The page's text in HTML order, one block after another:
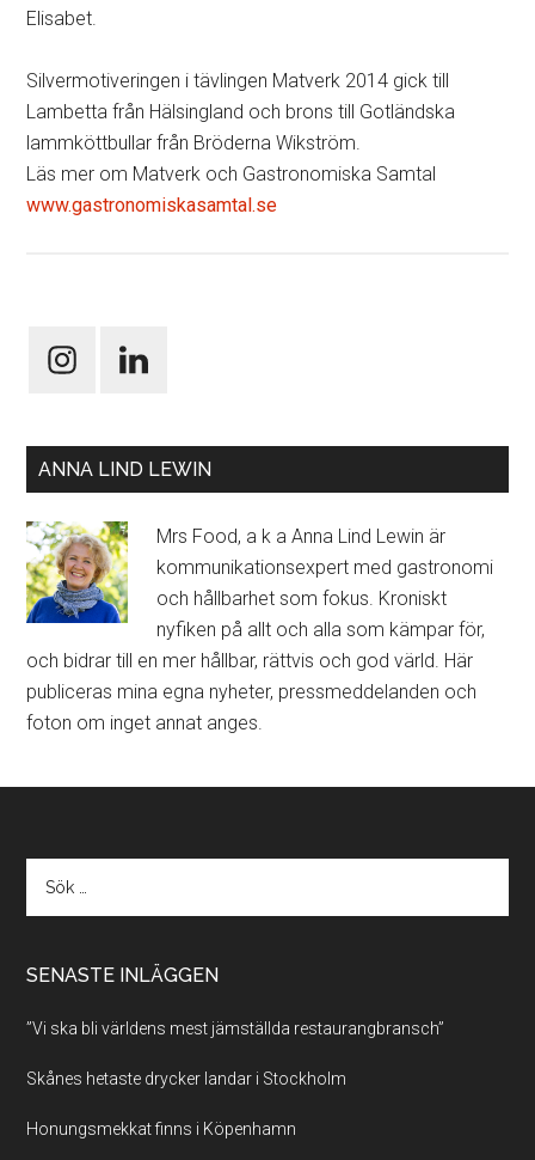
Elisabet.
Silvermotiveringen i tävlingen Matverk 2014 gick till
Lambetta från Hälsingland och brons till Gotländska
lammköttbullar från Bröderna Wikström.
Läs mer om Matverk och Gastronomiska Samtal
www.gastronomiskasamtal.se
ANNA LIND LEWIN
Mrs Food, a k a Anna Lind Lewin är
kommunikationsexpert med gastronomi
och hållbarhet som fokus. Kroniskt
nyfiken på allt och alla som kämpar för,
och bidrar till en mer hållbar, rättvis och god värld. Här
publiceras mina egna nyheter, pressmeddelanden och
foton om inget annat anges.
SENASTE INLÄGGEN
”Vi ska bli världens mest jämställda restaurangbransch”
Skånes hetaste drycker landar i Stockholm
Honungsmekkat finns i Köpenhamn